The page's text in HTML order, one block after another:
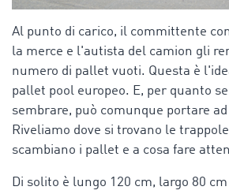
Al punto di carico, il committente
la merce e l'autista del camion gli
numero di pallet vuoti. Questa è
pallet pool europeo. E, per quanto
sembrare, può comunque portare
Riveliamo dove si trovano le
scambiano i pallet e a cosa fare
Di solito è lungo 120 cm, largo 80